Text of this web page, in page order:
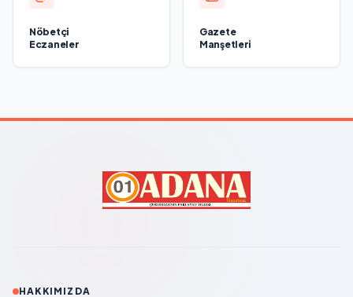
Nöbetçi
Eczaneler
Gazete
Manşetleri
HAKKIMIZDA